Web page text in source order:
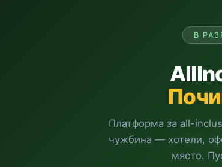
В
Платформа за all-
чужбина — хотели,
място.